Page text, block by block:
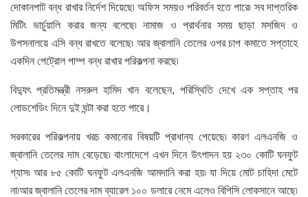
দোকানপাট বন্ধ রাখার নির্দেশ দিয়েছে৷ অফিস সময়ও পরিবর্তন হতে পারে৷ সব দাপ্তরিক
মিটিং ভার্চুয়ালি করার জন্য বলেছে৷ নামাজ ও প্রার্থনার সময় ছাড়া মসজিদ ও
উপসনালয়ে এসি বন্ধ রাখতে বলেছে৷ আর জ্বালানি তেলের ওপর চাপ কমাতে সপ্তাহে
একদিন পেট্রোল পাম্প বন্ধ রাখার পরিকল্পনা করছে৷
বিদ্যুৎ প্রতিমন্ত্রী নসরুল হামিদ খান বলেছেন, পরিস্থিতি দেখে এক সপ্তাহ পর
লোডশেডিং দিনে দুই ঘন্টা করা হতে পারে।
সরকারের পরিকল্পনায় খরচ কমানোর বিষয়টি প্রাধান্য পেয়েছে৷ কারণ এলএনজি ও
জ্বালানি তেলের দাম বেড়েছে৷ বাংলাদেশে এখন দিনে উৎপাদন হয় ২৩০ কোটি ঘনফুট
গ্যাস৷ আর ৮৫ কোটি ঘনফুট এলএনজি আমদানি করা হয়৷ যা দিয়ে মোট চাহিদা মেটে
না৷আর জ্বালানি তেলের দাম ব্যারেল ১০০ ডলারে নেমে এলেও বিপিসি লোকসানে আছে৷